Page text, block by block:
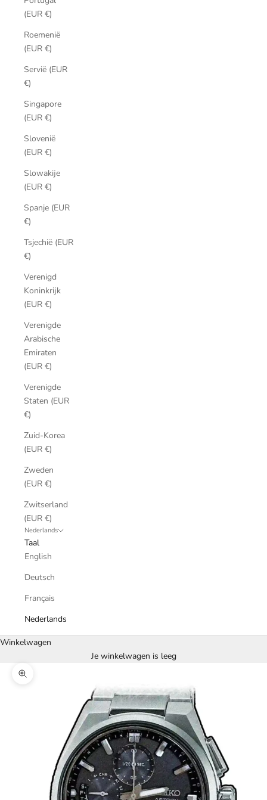
(EUR €)
Roemenië
(EUR €)
Servië (EUR
€)
Singapore
(EUR €)
Slovenië
(EUR €)
Slowakije
(EUR €)
Spanje (EUR
€)
Tsjechië (EUR
€)
Verenigd
Koninkrijk
(EUR €)
Verenigde
Arabische
Emiraten
(EUR €)
Verenigde
Staten (EUR
€)
Zuid-Korea
(EUR €)
Zweden
(EUR €)
Zwitserland
(EUR €)
Nederlands
Taal
English
Deutsch
Français
Nederlands
Winkelwagen
Je winkelwagen is leeg
In-/uitzoomen